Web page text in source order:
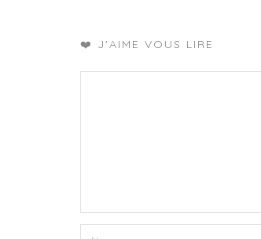
❤️ J'AIME VOUS LIRE